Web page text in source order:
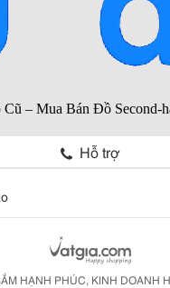
Hỗ trợ
HẠNH PHÚC, KINH DOANH